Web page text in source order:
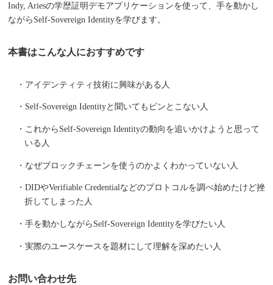
Indy, Ariesの学歴証明デモアプリケーションを使って、手を動かし
ながらSelf-Sovereign Identityを学びます。
本書はこんな人におすすめです
・アイデンティティ技術に興味がある人
・Self-Sovereign Identityと聞いてもピンとこない人
・これからSelf-Sovereign Identityの動向を追いかけようと思って
いる人
・なぜブロックチェーンを使うのかよくわかっていない人
・DIDやVerifiable Credentialなどのプロトコルを調べ始めたけど挫
折してしまった人
・手を動かしながらSelf-Sovereign Identityを学びたい人
・実際のユースケースを題材にして理解を深めたい人
お問い合わせ先